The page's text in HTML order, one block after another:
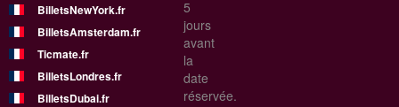
5
jours
avant
la
date
réservée.
BilletsNewYork.fr
BilletsAmsterdam.fr
Ticmate.fr
BilletsLondres.fr
BilletsDubai.fr